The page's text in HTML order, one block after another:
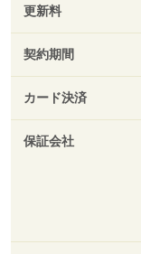
更新料
契約期間
カード決済
保証会社